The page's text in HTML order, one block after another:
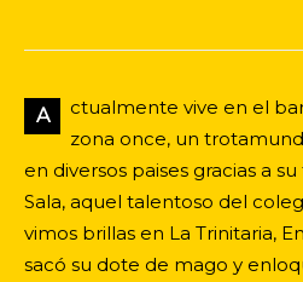
A
ctualmente vive en el
zona once, un
en diversos paises gracias a
Sala, aquel talentoso del
vimos brillas en La Trinitaria,
sacó su dote de mago y